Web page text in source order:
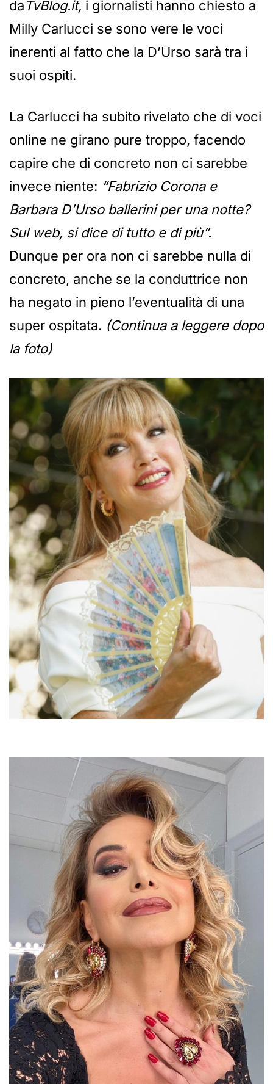
daTvBlog.it, i giornalisti hanno chiesto a
Milly Carlucci se sono vere le voci
inerenti al fatto che la D’Urso sarà tra i
suoi ospiti.
La Carlucci ha subito rivelato che di voci
online ne girano pure troppo, facendo
capire che di concreto non ci sarebbe
invece niente: “Fabrizio Corona e
Barbara D’Urso ballerini per una notte?
Sul web, si dice di tutto e di più”.
Dunque per ora non ci sarebbe nulla di
concreto, anche se la conduttrice non
ha negato in pieno l’eventualità di una
super ospitata. (Continua a leggere dopo
la foto)